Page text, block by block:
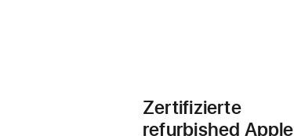
Zertifizierte
refurbished Apple